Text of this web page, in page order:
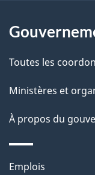
l
p
a
g
e
Toutes les
Ministères et
À propos du
Thèmes
Emplois